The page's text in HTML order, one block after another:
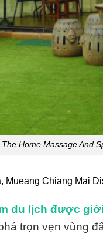
The Home Massage And
Mueang Chiang Mai
du lịch được
trọn vẹn vùng